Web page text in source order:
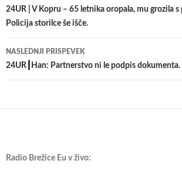
po
prispevkih
24UR | V Kopru – 65 letnika oropala, mu grozila
Policija storilce še išče.
NASLEDNJI PRISPEVEK
24UR┃Han: Partnerstvo ni le podpis dokumenta.
Radio Brežice Eu v živo: